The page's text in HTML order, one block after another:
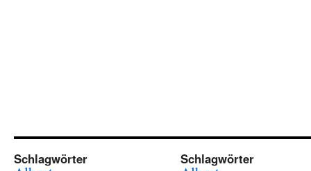
Schlagwörter Schlagwörter